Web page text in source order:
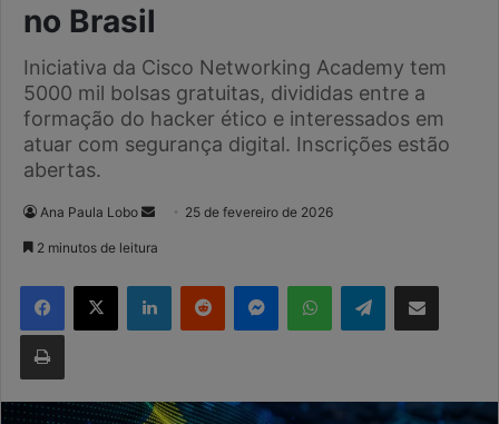
no Brasil
Iniciativa da Cisco Networking Academy tem
5000 mil bolsas gratuitas, divididas entre a
formação do hacker ético e interessados em
atuar com segurança digital. Inscrições estão
abertas.
Ana Paula Lobo
Mande
mail
25 de fevereiro de 2026
2 minutos de leitura
Facebook
X LinkedinReddit MessengerWhatsAppTelegramCompartilhar via e-mail
Imprimir